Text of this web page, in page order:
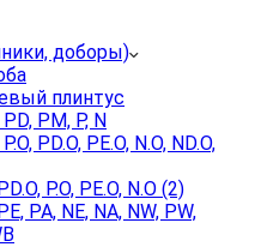
доборы)
плинтус
PM, P, N
PD.O, PE.O, N.O, ND.O,
P.O, PE.O, N.O (2)
PA, NE, NA, NW, PW,